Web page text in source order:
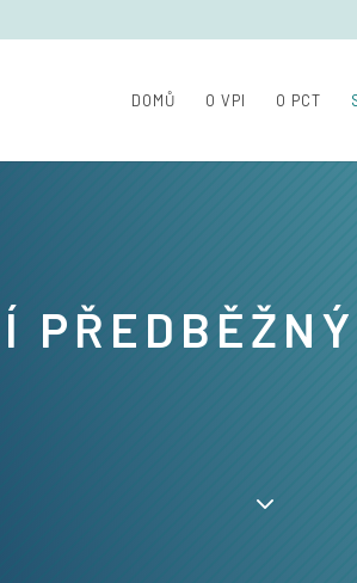
DOMŮ O VPI O PCT
PŘEDBĚŽNÝ
3